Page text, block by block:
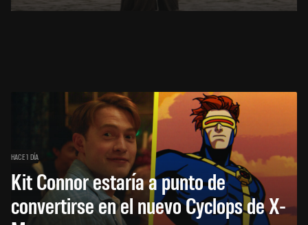
HACE 1 DÍA
Kit Connor estaría a punto de
convertirse en el nuevo Cyclops de X-